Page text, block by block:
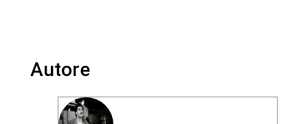
Autore